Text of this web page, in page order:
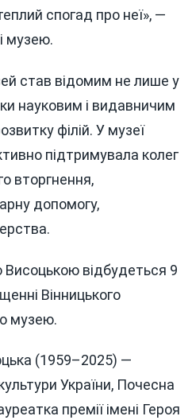
спогад про неї», —
музею.
став відомим не лише у
науковим і видавничим
філій. У музеї
підтримувала колег
вторгнення,
допомогу,
відбудеться 9
Вінницького
музею.
(1959–2025) —
України, Почесна
премії імені Героя